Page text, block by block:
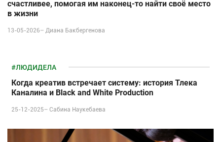
счастливее, помогая им наконец-то найти своё место
в жизни
13-05-2026– Диана Бакбергенова
#ЛЮДИДЕЛА
Когда креатив встречает систему: история Тлека
Каналина и Black and White Production
25-12-2025–Сабина Наукебаева